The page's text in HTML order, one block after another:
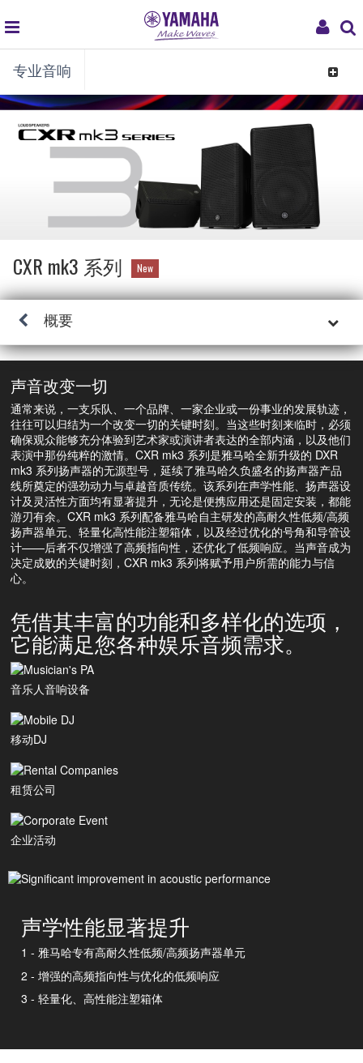
My
global
navigation
专业音响
Toggle
CXR mk3 系列 New
概要
声音改变一切
通常来说，一支乐队、一个品牌、一家企业或一份事业的发展轨迹，
往往可以归结为一个改变一切的关键时刻。当这些时刻来临时，必须
确保观众能够充分体验到艺术家或演讲者表达的全部内涵，以及他们
表演中那份纯粹的激情。CXR mk3 系列是雅马哈全新升级的 DXR
mk3 系列扬声器的无源型号，延续了雅马哈久负盛名的扬声器产品
线所奠定的强劲动力与卓越音质传统。该系列在声学性能、扬声器设
计及灵活性方面均有显著提升，无论是便携应用还是固定安装，都能
游刃有余。CXR mk3 系列配备雅马哈自主研发的高耐久性低频/高频
扬声器单元、轻量化高性能注塑箱体，以及经过优化的号角和导管设
计——后者不仅增强了高频指向性，还优化了低频响应。当声音成为
决定成败的关键时刻，CXR mk3 系列将赋予用户所需的能力与信
心。
凭借其丰富的功能和多样化的选项，
它能满足您各种娱乐音频需求。
音乐人音响设备
移动DJ
租赁公司
企业活动
声学性能显著提升
1 - 雅马哈专有高耐久性低频/高频扬声器单元
2 - 增强的高频指向性与优化的低频响应
3 - 轻量化、高性能注塑箱体